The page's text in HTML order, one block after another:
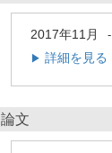
2017年11月 -
▶ 詳細を見る
論文